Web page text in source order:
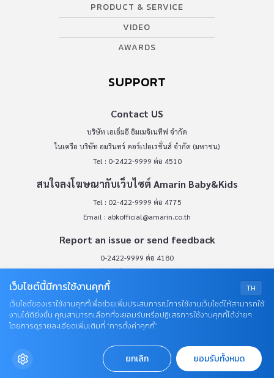
PRODUCT & SERVICE
VIDEO
AWARDS
SUPPORT
Contact US
บริษัท เอเอ็มอี อิมเมจิเนทีฟ จำกัด
ในเครือ บริษัท อมรินทร์ คอร์เปอเรชั่นส์ จำกัด (มหาชน)
Tel : 0-2422-9999 ต่อ 4510
สนใจลงโฆษณากับเว็บไซต์ Amarin Baby&Kids
Tel : 02-422-9999 ต่อ 4775
Email : abkofficial@amarin.co.th
Report an issue or send feedback
0-2422-9999 ต่อ 4180
bdcx@amarin.co.th
Privacy Policy
OUR SOCIALS
TH
เว็บไซต์นี้มีการใช้งานคุกกี้
เว็บไซต์ของเราใช้งานคุกกี้เพื่อช่วยเพิ่มประสบการณ์การใช้งานเว็บไซต์ให้สามารถใช้
งานได้ดียิ่งขึ้น คุณสามารถเลือกที่จะยอมรับหรือปฏิเสธการใช้งานคุกกี้ได้ง่ายๆ
โดยการดูรายละเอียดเพิ่มเติมที่ “การตั้งค่าคุกกี้”
ยกเลิก ยอมรับทั้งหมด